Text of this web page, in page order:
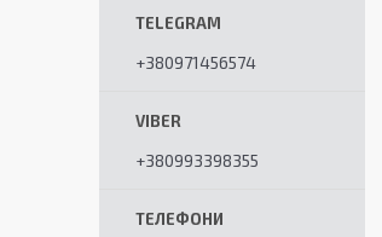
+380971456574
+380993398355